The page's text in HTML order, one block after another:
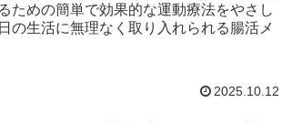
ための簡単で効果的な運動療法をやさし
の生活に無理なく取り入れられる腸活メ
2025.10.12